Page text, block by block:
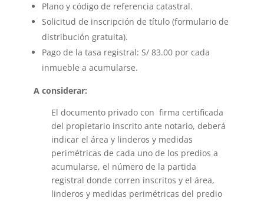
Plano y código de referencia catastral.
Solicitud de inscripción de título (formulario de
distribución gratuita).
Pago de la tasa registral: S/ 83.00 por cada
inmueble a acumularse.
A considerar:
El documento privado con firma certificada
del propietario inscrito ante notario, deberá
indicar el área y linderos y medidas
perimétricas de cada uno de los predios a
acumularse, el número de la partida
registral donde corren inscritos y el área,
linderos y medidas perimétricas del predio